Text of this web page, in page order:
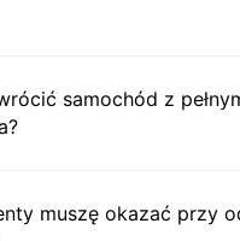
samochód z
muszę okazać przy